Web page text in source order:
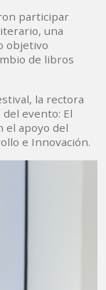
participar
una
objetivo
de libros
la rectora
evento: El
el apoyo del
e Innovación.